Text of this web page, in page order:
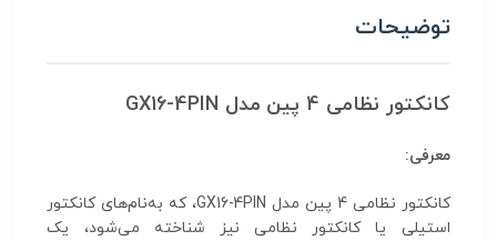
توضیحات
کانکتور نظامی 4 پین مدل GX16-4PIN
معرفی:
کانکتور نظامی 4 پین مدل GX16-4PIN، که به‌نام‌های کانکتور
استیلی یا کانکتور نظامی نیز شناخته می‌شود، یک